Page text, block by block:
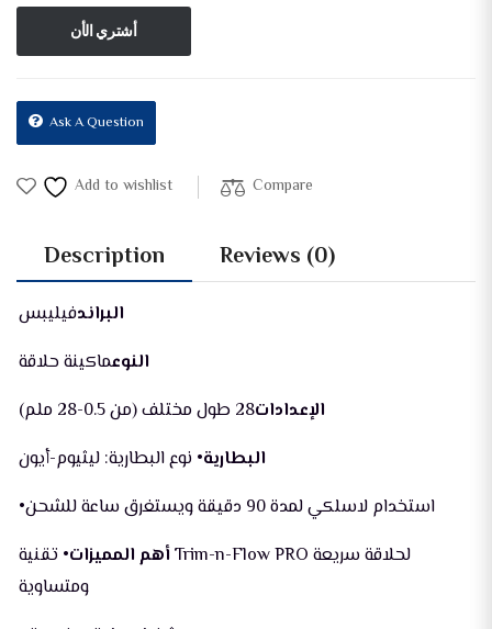
أشتري الأن
Ask A Question
Add to wishlist Compare
Description Reviews (0)
البراندفيليبس
النوعماكينة حلاقة
الإعدادات28 طول مختلف (من 0.5-28 ملم)
البطارية• نوع البطارية: ليثيوم-أيون
•استخدام لاسلكي لمدة 90 دقيقة ويستغرق ساعة للشحن
أهم المميزات• تقنية Trim-n-Flow PRO لحلاقة سريعة
ومتساوية